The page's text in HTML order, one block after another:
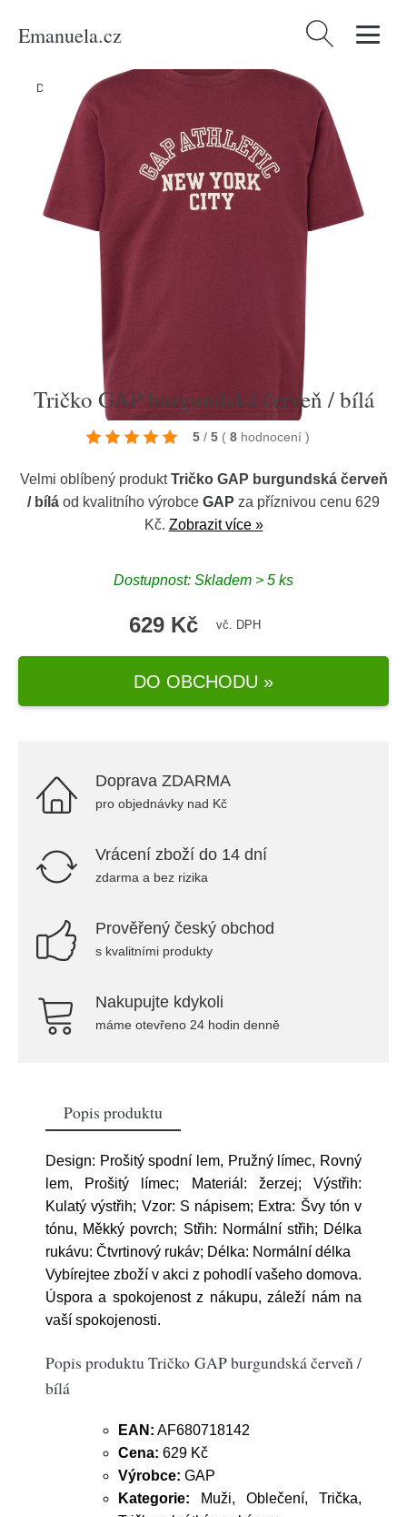
Emanuela.cz Vyhledávání
Domů Produkty Tričko GAP burgundská červeň / bílá
Tričko GAP burgundská červeň / bílá
5 / 5 ( 8 hodnocení )
Velmi oblíbený produktTričko GAP burgundská červeň
/ bílá od kvalitního výrobce GAP za příznivou cenu 629
Kč. Zobrazit více »
Dostupnost: Skladem > 5 ks
629 Kč vč. DPH
DO OBCHODU »
Doprava ZDARMA
pro objednávky nad Kč
Vrácení zboží do 14 dní
zdarma a bez rizika
Prověřený český obchod
s kvalitními produkty
Nakupujte kdykoli
máme otevřeno 24 hodin denně
Popis produktu
Design: Prošitý spodní lem, Pružný límec, Rovný
lem, Prošitý límec; Materiál: žerzej; Výstřih:
Kulatý výstřih; Vzor: S nápisem; Extra: Švy tón v
tónu, Měkký povrch; Střih: Normální střih; Délka
rukávu: Čtvrtinový rukáv; Délka: Normální délka
Vybírejtee zboží v akci z pohodlí vašeho domova.
Úspora a spokojenost z nákupu, záleží nám na
vaší spokojenosti.
Popis produktu Tričko GAP burgundská červeň /
bílá
EAN: AF680718142
Cena: 629 Kč
Výrobce: GAP
Kategorie: Muži, Oblečení, Trička,